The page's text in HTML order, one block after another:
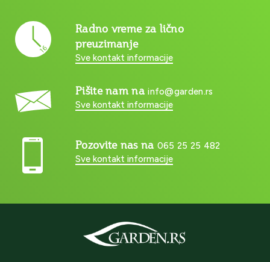
Radno vreme za lično
preuzimanje
Sve kontakt informacije
Pišite nam nainfo@garden.rs
Sve kontakt informacije
Pozovite nas na 065 25 25 482
Sve kontakt informacije